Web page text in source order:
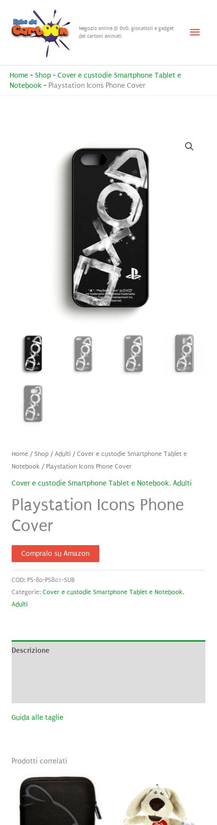
contenuto
Negozio online di DVD, giocattoli e gadget
dei cartoni animati
Menu
Home - Shop - Cover e custodie Smartphone Tablet e
Notebook - Playstation Icons Phone Cover
Home/ Shop/Adulti/Cover e custodie Smartphone Tablet e
Notebook/ Playstation Icons Phone Cover
Cover e custodie Smartphone Tablet e Notebook, Adulti
Playstation Icons Phone
Cover
Compralo su Amazon
COD: PS-80-PS801-SUB
Categorie: Cover e custodie Smartphone Tablet e Notebook,
Adulti
Descrizione
Guida alle taglie
Prodotti correlati